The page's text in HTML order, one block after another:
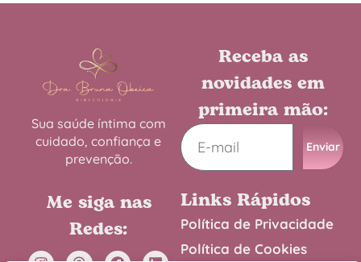
Sua saúde íntima com
cuidado, confiança e
prevenção.
Me siga nas
Redes:
Receba as
novidades em
primeira mão:
Enviar
Links Rápidos
Política de Privacidade
Política de Cookies